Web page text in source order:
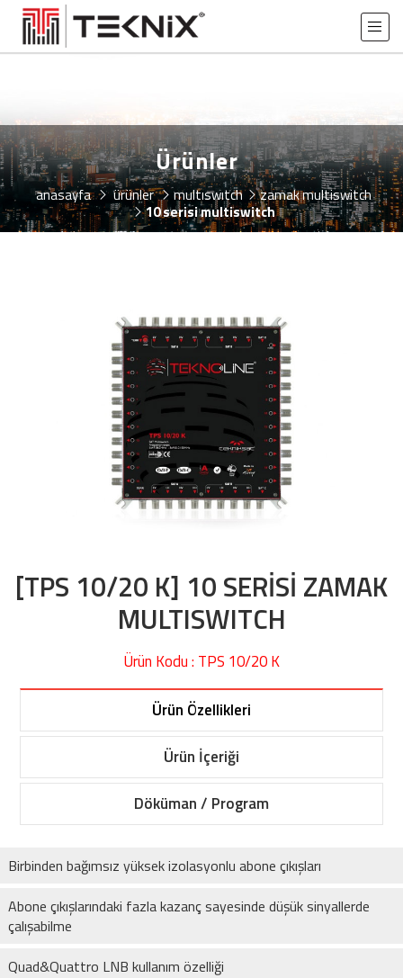
Ürünler
anasayfa ürünler multiswitch
zamak multiswitch
10 serisi multiswitch
[TPS 10/20 K] 10 SERİSİ ZAMAK
MULTISWITCH
Ürün Kodu : TPS 10/20 K
Ürün Özellikleri
Ürün İçeriği
Döküman / Program
Birbinden bağımsız yüksek izolasyonlu abone çıkışları
Abone çıkışlarındaki fazla kazanç sayesinde düşük sinyallerde
çalışabilme
Quad&Quattro LNB kullanım özelliği